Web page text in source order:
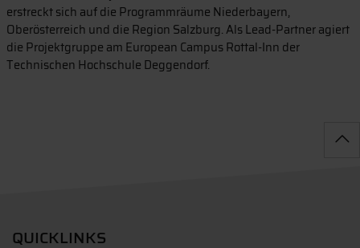
erstreckt sich auf die Programmräume Niederbayern,
Oberösterreich und die Region Salzburg. Als Lead-Partner agiert
die Projektgruppe am European Campus Rottal-Inn der
Technischen Hochschule Deggendorf.
QUICKLINKS